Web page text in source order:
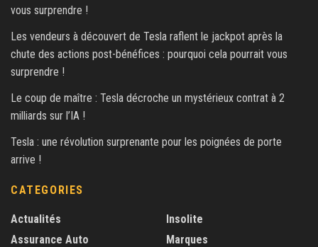
vous surprendre !
Les vendeurs à découvert de Tesla raflent le jackpot après la
chute des actions post-bénéfices : pourquoi cela pourrait vous
surprendre !
Le coup de maître : Tesla décroche un mystérieux contrat à 2
milliards sur l’IA !
Tesla : une révolution surprenante pour les poignées de porte
arrive !
CATEGORIES
Actualités
Assurance Auto
Insolite
Marques